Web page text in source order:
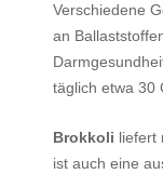
Verschiedene
an
täglich etwa 30
Brokkoli liefert
ist auch eine